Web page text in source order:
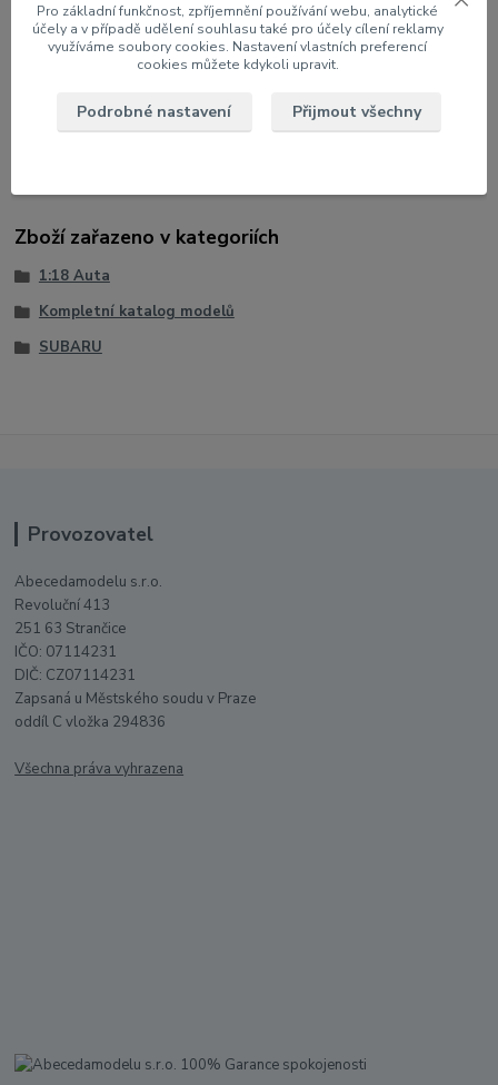
Výrobce modelu: IXO
Velikost: 22 cm
Zboží zařazeno v kategoriích
1:18 Auta
Kompletní katalog modelů
SUBARU
Provozovatel
Abecedamodelu s.r.o.
Revoluční 413
251 63 Strančice
IČO: 07114231
DIČ: CZ07114231
Zapsaná u Městského soudu v Praze
oddíl C vložka 294836
Všechna práva vyhrazena
Pro základní funkčnost, zpříjemnění používání webu, analytické
účely a v případě udělení souhlasu také pro účely cílení reklamy
využíváme soubory cookies. Nastavení vlastních preferencí
cookies můžete kdykoli upravit.
Podrobné nastavení Přijmout všechny